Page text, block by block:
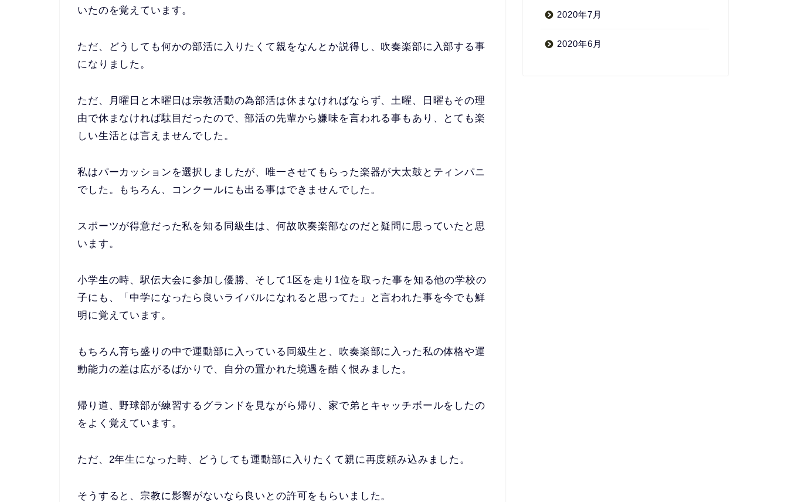
いたのを覚えています。
ただ、どうしても何かの部活に入りたくて親をなんとか説得し、吹奏楽部に入部する事
になりました。
ただ、月曜日と木曜日は宗教活動の為部活は休まなければならず、土曜、日曜もその理
由で休まなければ駄目だったので、部活の先輩から嫌味を言われる事もあり、とても楽
しい生活とは言えませんでした。
私はパーカッションを選択しましたが、唯一させてもらった楽器が大太鼓とティンパニ
でした。もちろん、コンクールにも出る事はできませんでした。
スポーツが得意だった私を知る同級生は、何故吹奏楽部なのだと疑問に思っていたと思
います。
小学生の時、駅伝大会に参加し優勝、そして1区を走り1位を取った事を知る他の学校の
子にも、
「中学になったら良いライバルになれると思ってた」
と言われた事を今でも鮮
明に覚えています。
もちろん育ち盛りの中で運動部に入っている同級生と、吹奏楽部に入った私の体格や運
動能力の差は広がるばかりで、自分の置かれた境遇を酷く恨みました。
帰り道、野球部が練習するグランドを見ながら帰り、家で弟とキャッチボールをしたの
をよく覚えています。
ただ、2年生になった時、どうしても運動部に入りたくて親に再度頼み込みました。
そうすると、宗教に影響がないなら良いとの許可をもらいました。
2020年7月
2020年6月